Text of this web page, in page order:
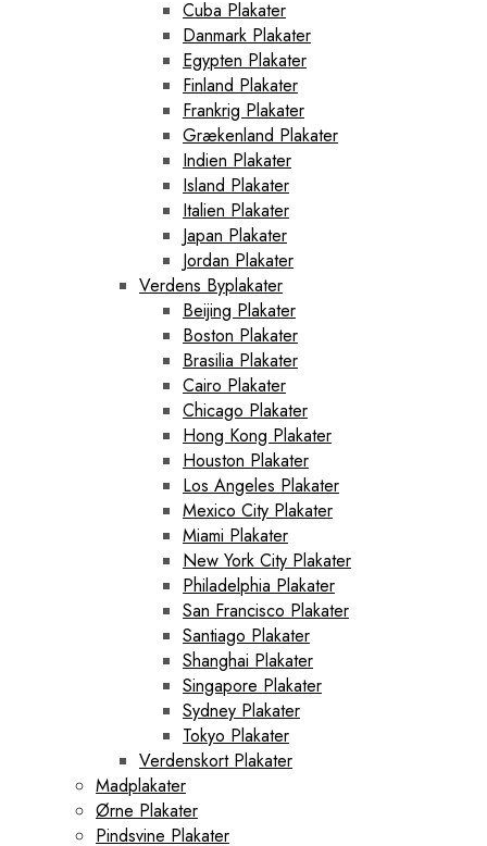
Cuba Plakater
Danmark Plakater
Egypten Plakater
Finland Plakater
Frankrig Plakater
Grækenland Plakater
Indien Plakater
Island Plakater
Italien Plakater
Japan Plakater
Jordan Plakater
Verdens Byplakater
Beijing Plakater
Boston Plakater
Brasilia Plakater
Cairo Plakater
Chicago Plakater
Hong Kong Plakater
Houston Plakater
Los Angeles Plakater
Mexico City Plakater
Miami Plakater
New York City Plakater
Philadelphia Plakater
San Francisco Plakater
Santiago Plakater
Shanghai Plakater
Singapore Plakater
Sydney Plakater
Tokyo Plakater
Verdenskort Plakater
Madplakater
Ørne Plakater
Pindsvine Plakater